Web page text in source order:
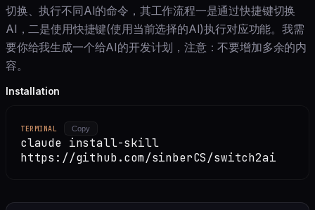
切换、执行不同AI的命令，其工作流程一是通过快捷键切换
AI，二是使用快捷键(使用当前选择的AI)执行对应功能。我需
要你给我生成一个给AI的开发计划，注意：不要增加多余的内
容。
Installation
TERMINAL Copy
claude install-skill
https://github.com/sinberCS/switch2ai